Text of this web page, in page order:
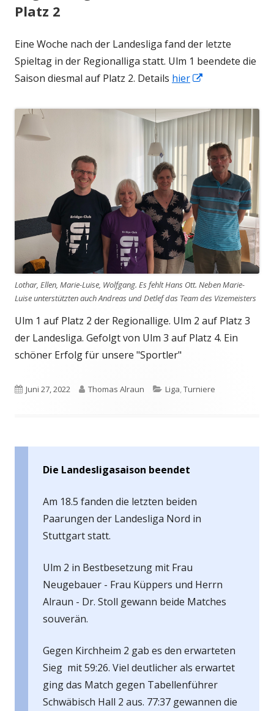
Platz 2
Eine Woche nach der Landesliga fand der letzte
Spieltag in der Regionalliga statt. Ulm 1 beendete die
Saison diesmal auf Platz 2. Details hier
Fenster
Lothar, Ellen, Marie-Luise, Wolfgang. Es fehlt Hans Ott. Neben Marie-
Luise unterstützten auch Andreas und Detlef das Team des Vizemeisters
Ulm 1 auf Platz 2 der Regionallige. Ulm 2 auf Platz 3
der Landesliga. Gefolgt von Ulm 3 auf Platz 4. Ein
schöner Erfolg für unsere "Sportler"
Veröffentlicht
Juni 27, 2022 Autor
Thomas Alraun Kategorien
Liga Turniere
Die Landesligasaison beendet
Am 18.5 fanden die letzten beiden
Paarungen der Landesliga Nord in
Stuttgart statt.
Ulm 2 in Bestbesetzung mit Frau
Neugebauer - Frau Küppers und Herrn
Alraun - Dr. Stoll gewann beide Matches
souverän.
Gegen Kirchheim 2 gab es den erwarteten
Sieg mit 59:26. Viel deutlicher als erwartet
ging das Match gegen Tabellenführer
Schwäbisch Hall 2 aus. 77:37 gewannen die